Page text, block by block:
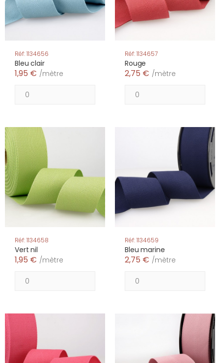
Réf: 1134656
Bleu clair
1,95 € /mètre
Réf: 1134657
Rouge
2,75 € /mètre
Réf: 1134658
Vert nil
1,95 € /mètre
Réf: 1134659
Bleu marine
2,75 € /mètre